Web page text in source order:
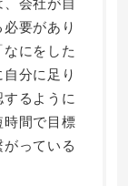
要があり
にをした
分に足り
るように
間で目標
っている